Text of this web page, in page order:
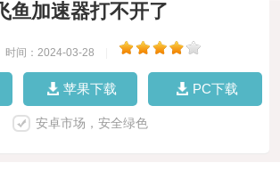
飞鱼加速器打不开了
时间：2024-03-28
苹果下载 PC下载
安卓市场，安全绿色